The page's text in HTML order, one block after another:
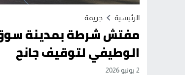
الرئيسية جريمة
مفتش شرطة بمدينة سوق
الوطيفي لتوقيف جانح
2 يونيو 2026